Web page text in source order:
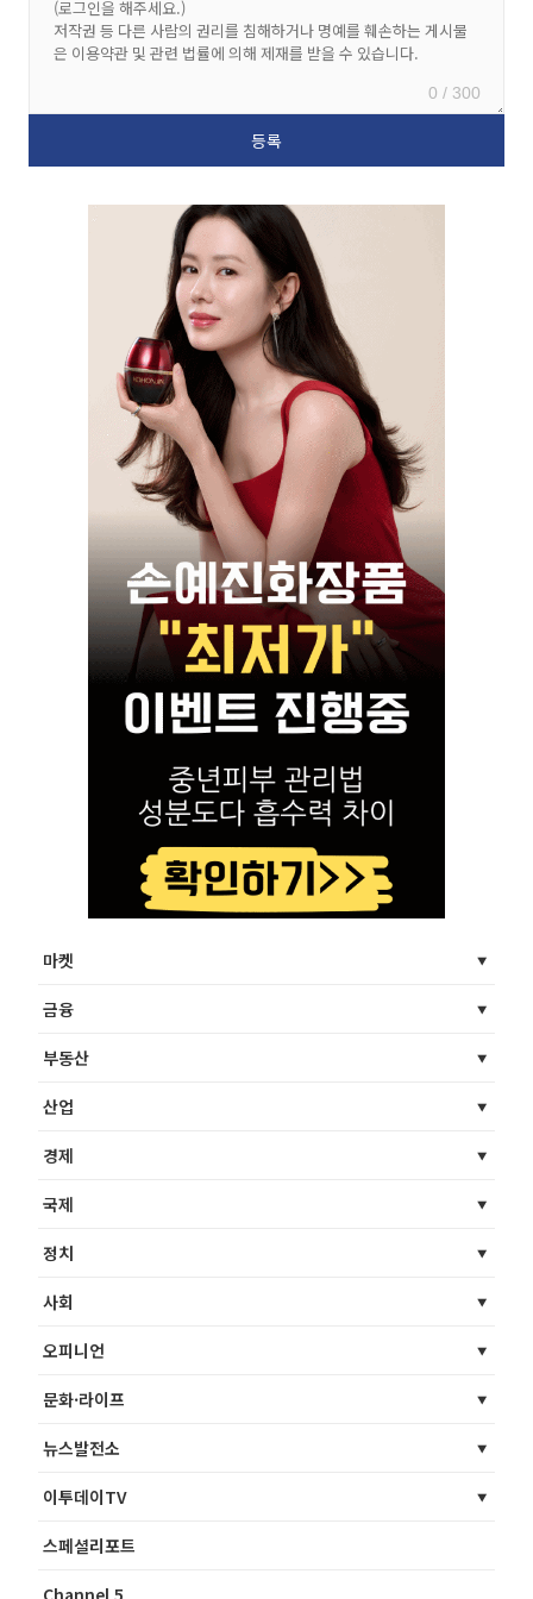
0 / 300
마켓
금융
부동산
산업
경제
국제
정치
사회
오피니언
문화·라이프
뉴스발전소
이투데이TV
스페셜리포트
Channel 5